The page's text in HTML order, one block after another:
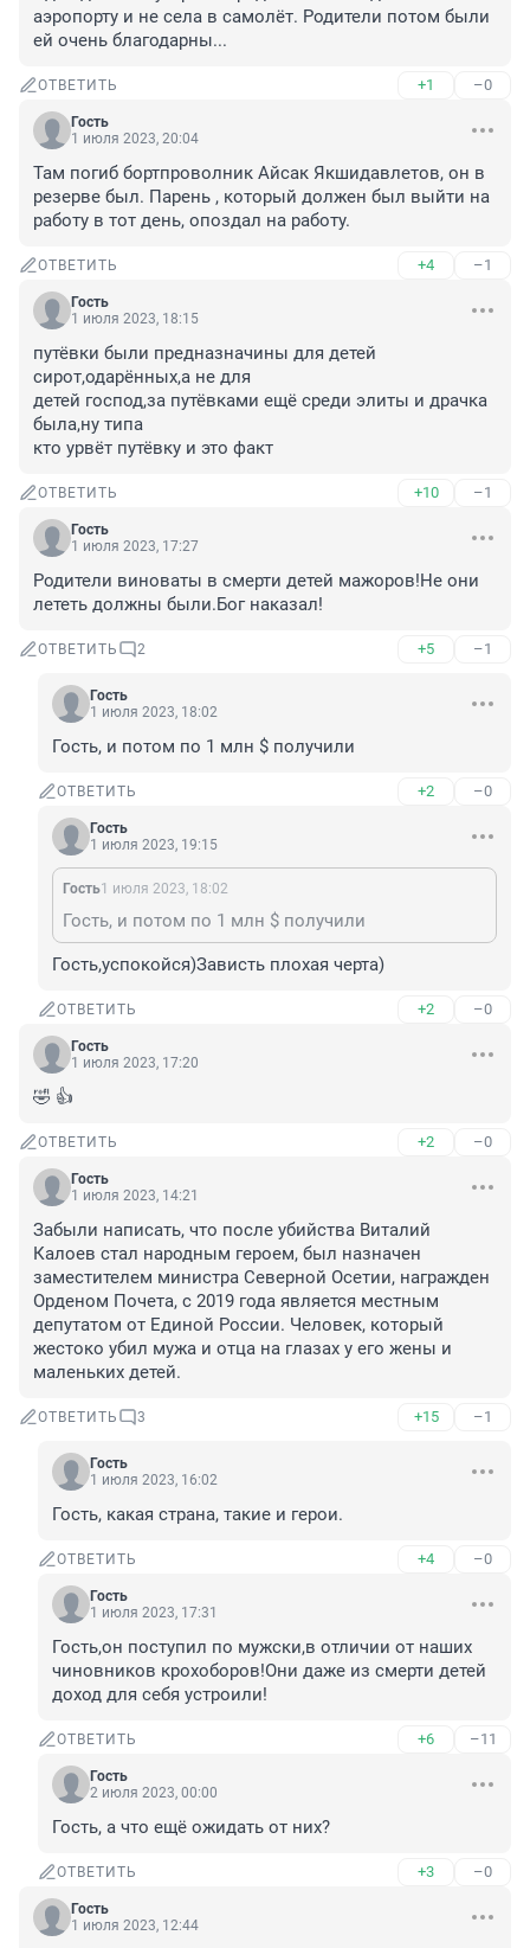
аэропорту и не села в самолёт. Родители потом были
ей очень благодарны...
ОТВЕТИТЬ +1 –0
Гость
1 июля 2023, 20:04
Там погиб бортпроволник Айсак Якшидавлетов, он в
резерве был. Парень , который должен был выйти на
работу в тот день, опоздал на работу.
ОТВЕТИТЬ +4 –1
Гость
1 июля 2023, 18:15
путёвки были предназначины для детей
сирот,одарённых,а не для
детей господ,за путёвками ещё среди элиты и драчка
была,ну типа
кто урвёт путёвку и это факт
ОТВЕТИТЬ +10 –1
Гость
1 июля 2023, 17:27
Родители виноваты в смерти детей мажоров!Не они
лететь должны были.Бог наказал!
ОТВЕТИТЬ 2 +5 –1
Гость
1 июля 2023, 18:02
Гость, и потом по 1 млн $ получили
ОТВЕТИТЬ +2 –0
Гость
1 июля 2023, 19:15
Гость1 июля 2023, 18:02
Гость, и потом по 1 млн $ получили
Гость,успокойся)Зависть плохая черта)
ОТВЕТИТЬ +2 –0
Гость
1 июля 2023, 17:20
🤣 👍
ОТВЕТИТЬ +2 –0
Гость
1 июля 2023, 14:21
Забыли написать, что после убийства Виталий
Калоев стал народным героем, был назначен
заместителем министра Северной Осетии, награжден
Орденом Почета, с 2019 года является местным
депутатом от Единой России. Человек, который
жестоко убил мужа и отца на глазах у его жены и
маленьких детей.
ОТВЕТИТЬ 3 +15 –1
Гость
1 июля 2023, 16:02
Гость, какая страна, такие и герои.
ОТВЕТИТЬ +4 –0
Гость
1 июля 2023, 17:31
Гость,он поступил по мужски,в отличии от наших
чиновников крохоборов!Они даже из смерти детей
доход для себя устроили!
ОТВЕТИТЬ +6 –11
Гость
2 июля 2023, 00:00
Гость, а что ещё ожидать от них?
ОТВЕТИТЬ +3 –0
Гость
1 июля 2023, 12:44